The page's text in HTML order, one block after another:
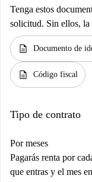
Tenga estos
solicitud. Sin ellos, la
description Documento de
description Código fiscal
Tipo de contrato
Por meses
Pagarás renta por
que entras y el mes